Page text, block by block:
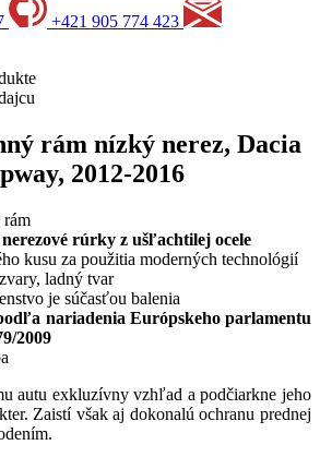
+421 905 774 423
rám nízký nerez, Dacia
2012-2016
rám
rúrky z ušľachtilej ocele
kusu za použitia moderných technológií
ladný tvar
je súčasťou balenia
nariadenia Európskeho parlamentu
2009
autu exkluzívny vzhľad a podčiarkne jeho
Zaistí však aj dokonalú ochranu prednej